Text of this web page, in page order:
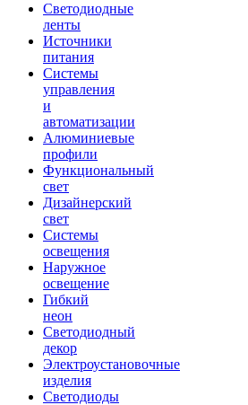
Светодиодные
ленты
Источники
питания
Системы
управления
и
автоматизации
Алюминиевые
профили
Функциональный
свет
Дизайнерский
свет
Системы
освещения
Наружное
освещение
Гибкий
неон
Светодиодный
декор
Электроустановочные
изделия
Светодиоды